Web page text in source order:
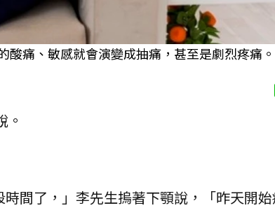
痛、敏感就會演變成抽痛，甚至是劇烈疼痛
。
時間了，」李先生摀著下顎說，「昨天開